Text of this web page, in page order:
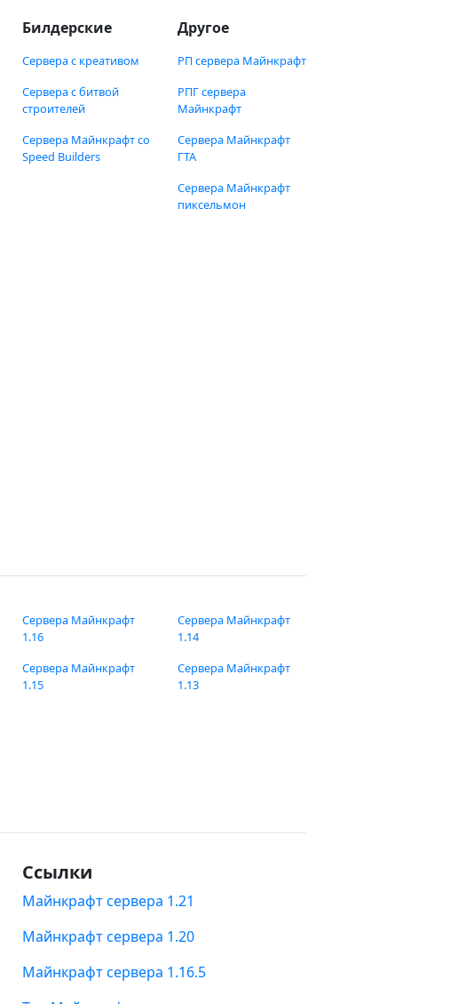
Билдерские
Сервера с креативом
Сервера с битвой
строителей
Сервера Майнкрафт со
Speed Builders
Другое
РП сервера Майнкрафт
РПГ сервера
Майнкрафт
Сервера Майнкрафт
ГТА
Сервера Майнкрафт
пиксельмон
Сервера Майнкрафт
1.16
Сервера Майнкрафт
1.15
Сервера Майнкрафт
1.14
Сервера Майнкрафт
1.13
Ссылки
Майнкрафт сервера 1.21
Майнкрафт сервера 1.20
Майнкрафт сервера 1.16.5